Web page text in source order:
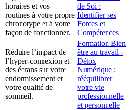
horaires et vos
routines à votre propre
chronotype et à votre
façon de fonctionner.
de Soi :
Identifier ses
Forces et
Compétences
Réduire l’impact de
l’hyper-connexion et
des écrans sur votre
endormissement et
votre qualité de
sommeil.
Formation Bien
être au travail -
Détox
Numérique :
rééquilibrer
votre vie
professionnelle
et personnelle